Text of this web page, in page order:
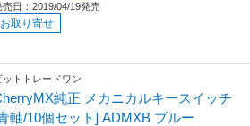
売日：2019/04/19発売
お取り寄せ
ットトレードワン
純正 メカニカルキースイッチ
軸/10個セット] ADMXB ブルー